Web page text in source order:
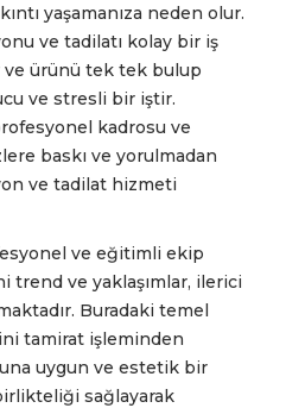
yaşamanıza neden olur.
ve tadilatı kolay bir iş
ve ürünü tek tek bulup
ve stresli bir iştir.
kadrosu ve
baskı ve yorulmadan
ve tadilat hizmeti
ve eğitimli ekip
trend ve yaklaşımlar, ilerici
Buradaki temel
tamirat işleminden
uygun ve estetik bir
sağlayarak